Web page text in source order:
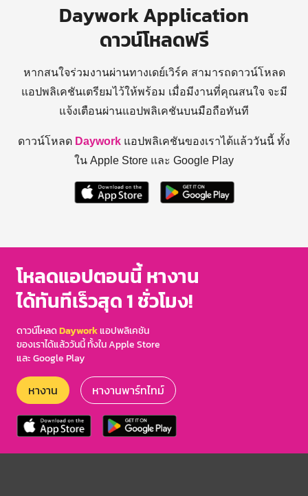
Daywork Application
ดาวน์โหลดฟรี
หากสนใจร่วมงานผ่านทางเดย์เวิร์ค สามารถดาวน์โหลด
แอปพลิเคชันเตรียมไว้ให้พร้อม เมื่อมีงานที่คุณสนใจ จะมี
แจ้งเตือนผ่านแอปพลิเคชันบนมือถือทันที
ดาวน์โหลด Daywork แอปพลิเคชันของเราได้แล้ววันนี้ ทั้ง
ใน Apple Store และ Google Play
โหลดแอปตอนนี้ หางาน
ได้ทันทีเร็วสุด 1 ชั่วโมง!
ดาวน์โหลดDayworkแอปพลิเคชัน
ของเราได้แล้ววันนี้ ทั้งใน Apple Store
และ Google Play
หางาน หางานพาร์ทไทม์